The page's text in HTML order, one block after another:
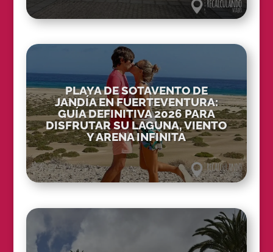
PLAYA DE SOTAVENTO DE
JANDÍA EN FUERTEVENTURA:
GUÍA DEFINITIVA 2026 PARA
DISFRUTAR SU LAGUNA, VIENTO
Y ARENA INFINITA